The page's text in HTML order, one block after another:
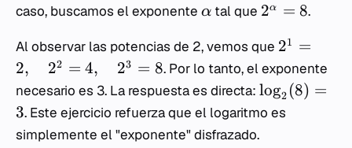
caso, buscamos el exponente α tal que 2α = 8.
Al observar las potencias de 2, vemos que 21 =
2, 22 = 4, 23 = 8. Por lo tanto, el exponente
necesario es 3. La respuesta es directa: log2 (8) =
3. Este ejercicio refuerza que el logaritmo es
simplemente el "exponente" disfrazado.